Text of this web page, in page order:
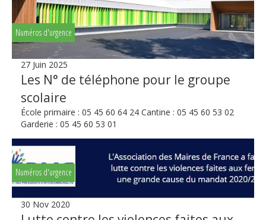
Numéros d'urgence
27 Juin 2025
Les N° de téléphone pour le groupe
scolaire
École primaire : 05 45 60 64 24 Cantine : 05 45 60 53 02
Garderie : 05 45 60 53 01
Numéros d'urgence
30 Nov 2020